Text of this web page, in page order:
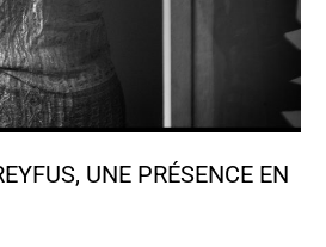
UNE PRÉSENCE EN